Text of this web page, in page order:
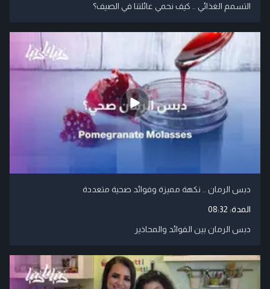
التسمم الغذائي .. كيف نحمي عائلتنا في الصيف؟
دبس الرمان .. نكهة مميزة وفوائد صحية متعددة
المدة: 08:32
دبس الرمان بين الفوائد والمحاذير